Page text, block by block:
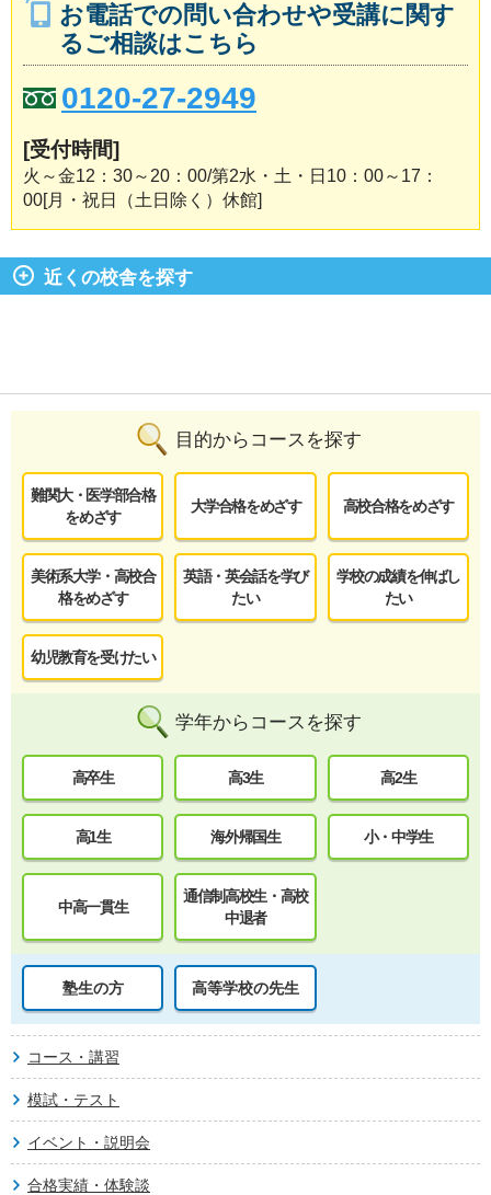
お電話での問い合わせや受講に関す
るご相談はこちら
0120-27-2949
[受付時間]
火～金12：30～20：00/第2水・土・日10：00～17：
00[月・祝日（土日除く）休館]
近くの校舎を探す
目的からコースを探す
難関大・医学部合格
をめざす
大学合格をめざす 高校合格をめざす
美術系大学・高校合
格をめざす
英語・英会話を学び
たい
学校の成績を伸ばし
たい
幼児教育を受けたい
学年からコースを探す
高卒生 高3生 高2生
高1生 海外帰国生 小・中学生
中高一貫生
通信制高校生・高校
中退者
塾生の方 高等学校の先生
コース・講習
模試・テスト
イベント・説明会
合格実績・体験談